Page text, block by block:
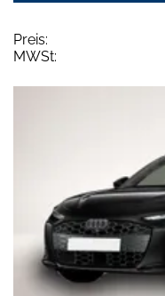
Preis:
MWSt: